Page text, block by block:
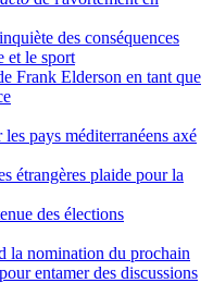
des conséquences
et le sport
Frank Elderson en tant que
pays méditerranéens axé
étrangères plaide pour la
des élections
la nomination du prochain
entamer des discussions